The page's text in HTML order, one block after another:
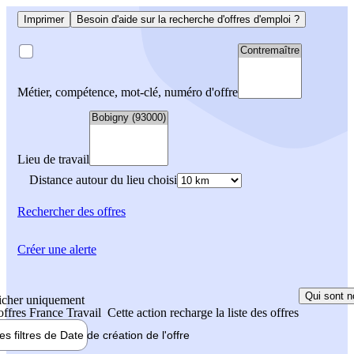
Imprimer Besoin d'aide sur la recherche d'offres d'emploi ?
Métier, compétence, mot-clé, numéro d'offre
Lieu de travail
Distance autour du lieu choisi
Rechercherdes offres
uniquement
France Travail Cette action recharge la liste des offres
Qui sont
filtres de Date de création de l'offre
Créer une alerte